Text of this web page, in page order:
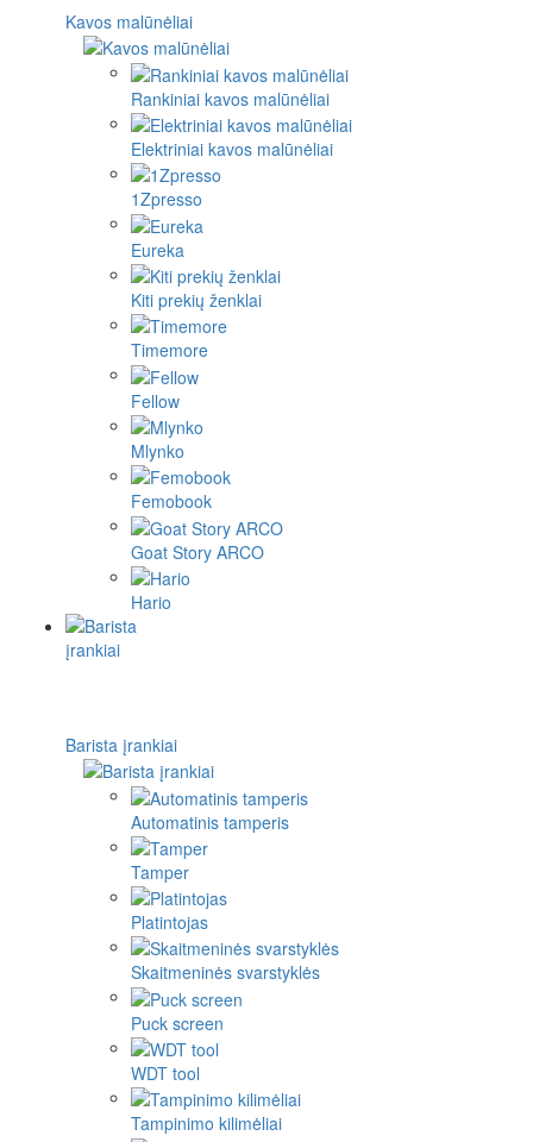
Kavos malūnėliai
Rankiniai kavos malūnėliai
Elektriniai kavos malūnėliai
1Zpresso
Eureka
Kiti prekių ženklai
Timemore
Fellow
Mlynko
Femobook
Goat Story ARCO
Hario
Barista įrankiai
Automatinis tamperis
Tamper
Platintojas
Skaitmeninės svarstyklės
Puck screen
WDT tool
Tampinimo kilimėliai